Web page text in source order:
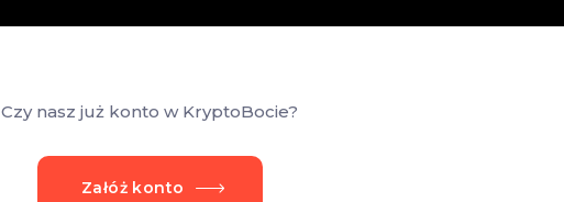
Czy nasz już konto w KryptoBocie?
Załóż konto